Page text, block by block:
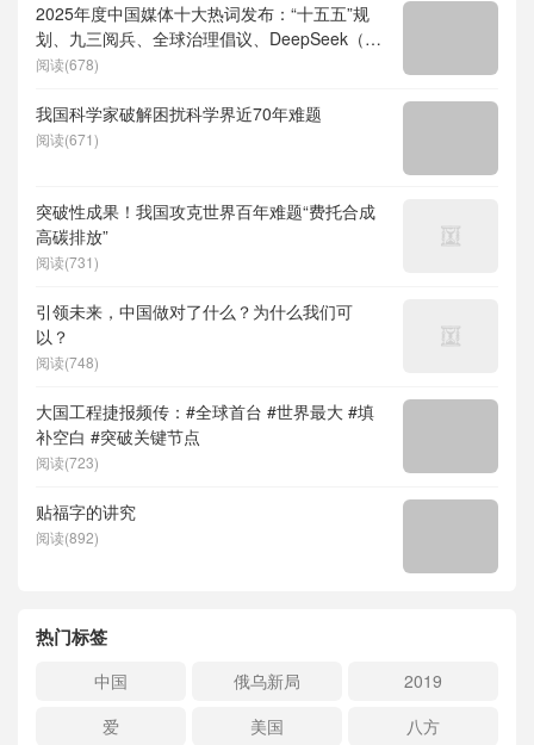
2025年度中国媒体十大热词发布：“十五五”规
划、九三阅兵、全球治理倡议、DeepSeek（深
度求索）、人形机器人、苏超、票根经济、育
阅读(678)
我国科学家破解困扰科学界近70年难题
阅读(671)
突破性成果！我国攻克世界百年难题“费托合成
高碳排放”
阅读(731)
引领未来，中国做对了什么？为什么我们可
以？
阅读(748)
大国工程捷报频传：#全球首台 #世界最大 #填
补空白 #突破关键节点
阅读(723)
贴福字的讲究
阅读(892)
热门标签
中国 俄乌新局
2019
爱
美国
八方